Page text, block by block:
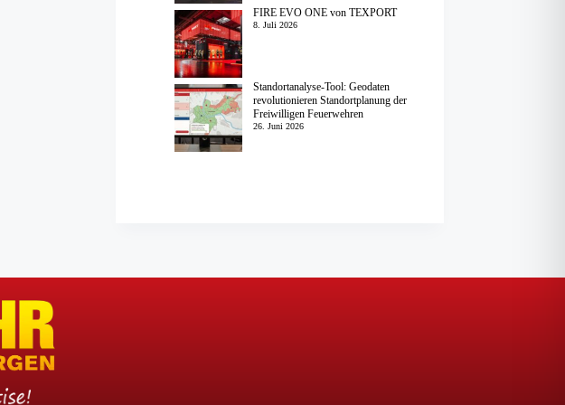
FIRE EVO ONE von TEXPORT
8. Juli 2026
Standortanalyse-Tool: Geodaten
revolutionieren Standortplanung der
Freiwilligen Feuerwehren
26. Juni 2026